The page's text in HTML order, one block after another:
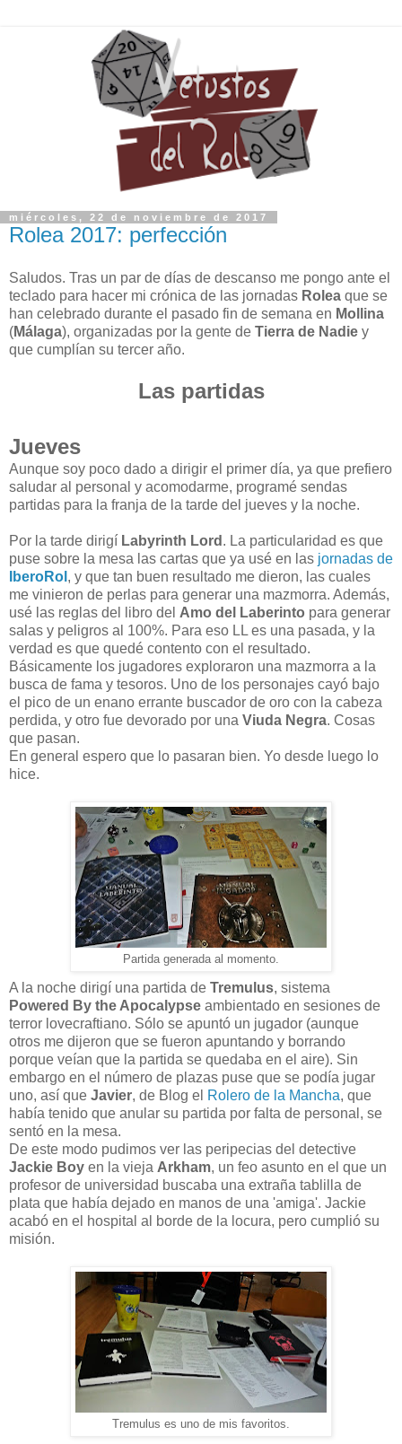
miércoles, 22 de noviembre de 2017
Rolea 2017: perfección
Saludos. Tras un par de días de descanso me pongo ante el
teclado para hacer mi crónica de las jornadas Rolea que se
han celebrado durante el pasado fin de semana en Mollina
(Málaga), organizadas por la gente de Tierra de Nadie y
que cumplían su tercer año.
Las partidas
Jueves
Aunque soy poco dado a dirigir el primer día, ya que prefiero
saludar al personal y acomodarme, programé sendas
partidas para la franja de la tarde del jueves y la noche.
Por la tarde dirigí Labyrinth Lord . La particularidad es que
puse sobre la mesa las cartas que ya usé en las jornadas de
IberoRol , y que tan buen resultado me dieron, las cuales
me vinieron de perlas para generar una mazmorra. Además,
usé las reglas del libro del Amo del Laberinto para generar
salas y peligros al 100%. Para eso LL es una pasada, y la
verdad es que quedé contento con el resultado.
Básicamente los jugadores exploraron una mazmorra a la
busca de fama y tesoros. Uno de los personajes cayó bajo
el pico de un enano errante buscador de oro con la cabeza
perdida, y otro fue devorado por una Viuda Negra. Cosas
que pasan.
En general espero que lo pasaran bien. Yo desde luego lo
hice.
Partida generada al momento.
A la noche dirigí una partida de Tremulus, sistema
Powered By the Apocalypse ambientado en sesiones de
terror lovecraftiano. Sólo se apuntó un jugador (aunque
otros me dijeron que se fueron apuntando y borrando
porque veían que la partida se quedaba en el aire). Sin
embargo en el número de plazas puse que se podía jugar
uno, así que Javier, de Blog el Rolero de la Mancha, que
había tenido que anular su partida por falta de personal, se
sentó en la mesa.
De este modo pudimos ver las peripecias del detective
Jackie Boy en la vieja Arkham, un feo asunto en el que un
profesor de universidad buscaba una extraña tablilla de
plata que había dejado en manos de una 'amiga'. Jackie
acabó en el hospital al borde de la locura, pero cumplió su
misión.
Tremulus es uno de mis favoritos.